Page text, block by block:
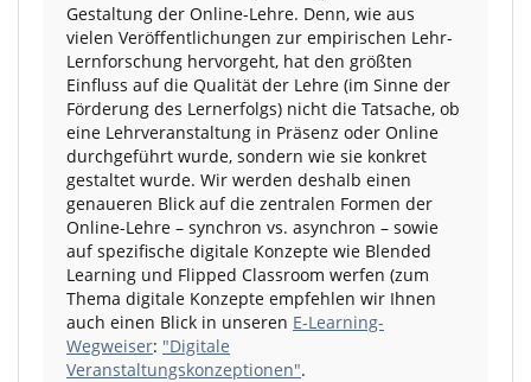
Gestaltung der Online-Lehre. Denn, wie aus
vielen Veröffentlichungen zur empirischen Lehr-
Lernforschung hervorgeht, hat den größten
Einfluss auf die Qualität der Lehre (im Sinne der
Förderung des Lernerfolgs) nicht die Tatsache, ob
eine Lehrveranstaltung in Präsenz oder Online
durchgeführt wurde, sondern wie sie konkret
gestaltet wurde. Wir werden deshalb einen
genaueren Blick auf die zentralen Formen der
Online-Lehre – synchron vs. asynchron – sowie
auf spezifische digitale Konzepte wie Blended
Learning und Flipped Classroom werfen (zum
Thema digitale Konzepte empfehlen wir Ihnen
auch einen Blick in unseren E-Learning-
Wegweiser: "Digitale
Veranstaltungskonzeptionen".